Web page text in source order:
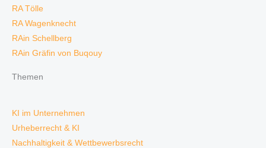
RA Tölle
RA Wagenknecht
RAin Schellberg
RAin Gräfin von Buqouy
Themen
KI im Unternehmen
Urheberrecht & KI
Nachhaltigkeit & Wettbewerbsrecht